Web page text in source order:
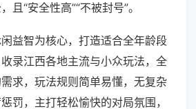
且“安全性高”“不被封号”。
益智为核心，打造适合全年龄段
录江西各地主流与小众玩法，全
求，玩法规则简单易懂，无复杂
罚，主打轻松愉快的对局氛围，